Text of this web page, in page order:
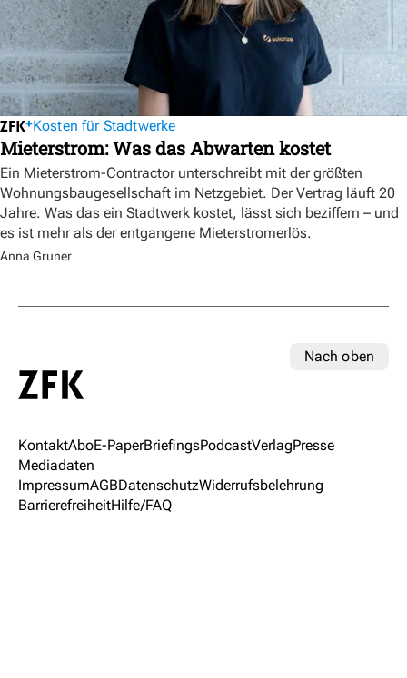
Kosten für Stadtwerke
Mieterstrom: Was das Abwarten kostet
Ein Mieterstrom-Contractor unterschreibt mit der größten
Wohnungsbaugesellschaft im Netzgebiet. Der Vertrag läuft 20
Jahre. Was das ein Stadtwerk kostet, lässt sich beziffern – und
es ist mehr als der entgangene Mieterstromerlös.
Anna Gruner
Nach oben
KontaktAboE-PaperBriefingsPodcastVerlagPresse
Mediadaten
ImpressumAGBDatenschutzWiderrufsbelehrung
BarrierefreiheitHilfe/FAQ